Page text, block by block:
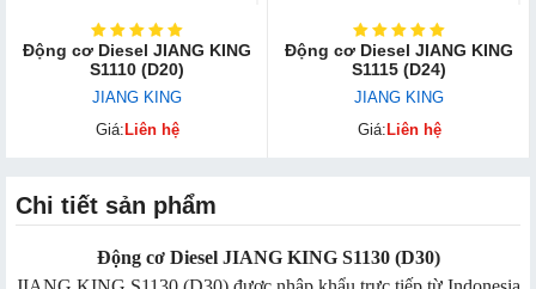
Động cơ Diesel JIANG KING
S1110 (D20)
JIANG KING
Giá: Liên hệ
Động cơ Diesel JIANG KING
S1115 (D24)
JIANG KING
Giá: Liên hệ
Chi tiết sản phẩm
Động cơ Diesel JIANG KING S1130 (D30)